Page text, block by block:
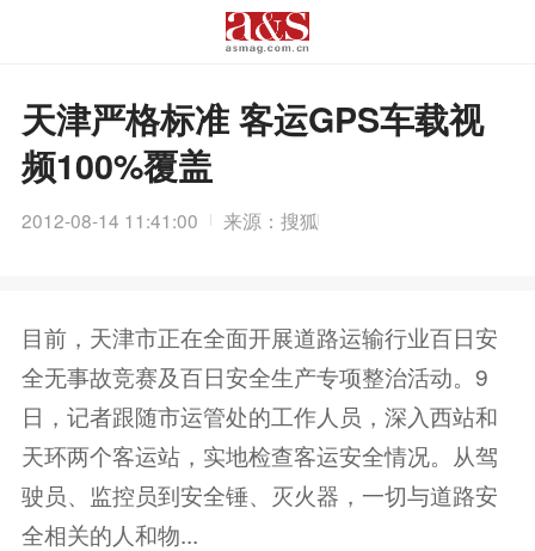
天津严格标准 客运GPS车载视
频100%覆盖
2012-08-14 11:41:00 来源：搜狐
目前，天津市正在全面开展道路运输行业百日安
全无事故竞赛及百日安全生产专项整治活动。9
日，记者跟随市运管处的工作人员，深入西站和
天环两个客运站，实地检查客运安全情况。从驾
驶员、监控员到安全锤、灭火器，一切与道路安
全相关的人和物...